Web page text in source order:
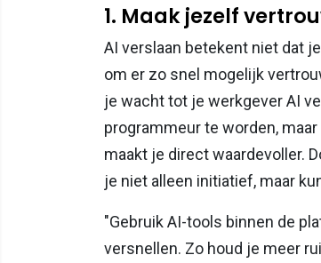
1. Maak jezelf
AI verslaan betekent niet dat
om er zo snel mogelijk
je wacht tot je werkgever AI
programmeur te worden,
maakt je direct waardevoller.
je niet alleen initiatief, maar
"Gebruik AI-tools binnen de
versnellen. Zo houd je meer